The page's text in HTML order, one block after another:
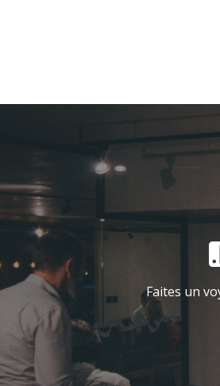
Faites un